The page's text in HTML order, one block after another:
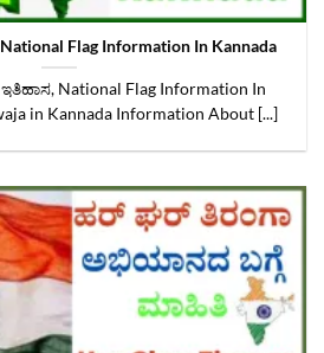
National Flag Information In Kannada
ಇತಿಹಾಸ, National Flag Information In
in Kannada Information About [...]